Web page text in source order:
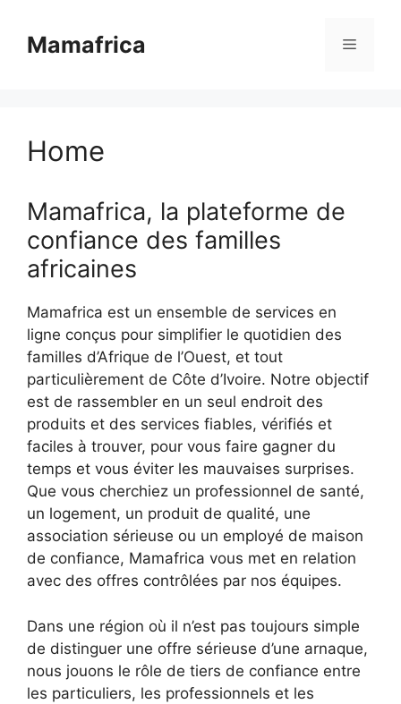
contenuMamafrica Menu
Home
Mamafrica, la plateforme de
confiance des familles
africaines
Mamafrica est un ensemble de services en
ligne conçus pour simplifier le quotidien des
familles d’Afrique de l’Ouest, et tout
particulièrement de Côte d’Ivoire. Notre objectif
est de rassembler en un seul endroit des
produits et des services fiables, vérifiés et
faciles à trouver, pour vous faire gagner du
temps et vous éviter les mauvaises surprises.
Que vous cherchiez un professionnel de santé,
un logement, un produit de qualité, une
association sérieuse ou un employé de maison
de confiance, Mamafrica vous met en relation
avec des offres contrôlées par nos équipes.
Dans une région où il n’est pas toujours simple
de distinguer une offre sérieuse d’une arnaque,
nous jouons le rôle de tiers de confiance entre
les particuliers, les professionnels et les